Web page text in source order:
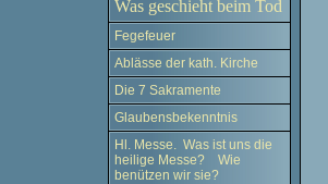
Was geschieht beim Tod
Fegefeuer
Ablässe der kath. Kirche
Die 7 Sakramente
Glaubensbekenntnis
Hl. Messe. Was ist uns die
heilige Messe? Wie
benützen wir sie?